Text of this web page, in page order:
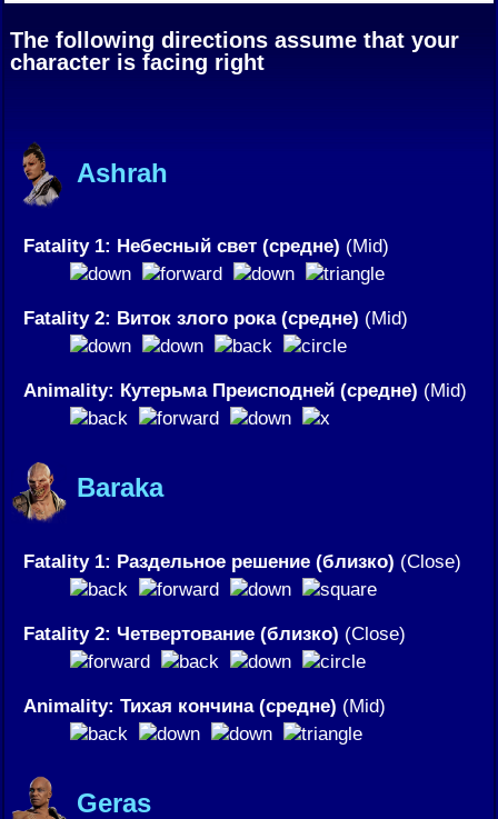
The following directions assume that your
character is facing right
Ashrah
Fatality 1: Небесный свет (средне) (Mid)
Fatality 2: Виток злого рока (средне) (Mid)
Animality: Кутерьма Преисподней (средне) (Mid)
Baraka
Fatality 1: Раздельное решение (близко) (Close)
Fatality 2: Четвертование (близко) (Close)
Animality: Тихая кончина (средне) (Mid)
Geras